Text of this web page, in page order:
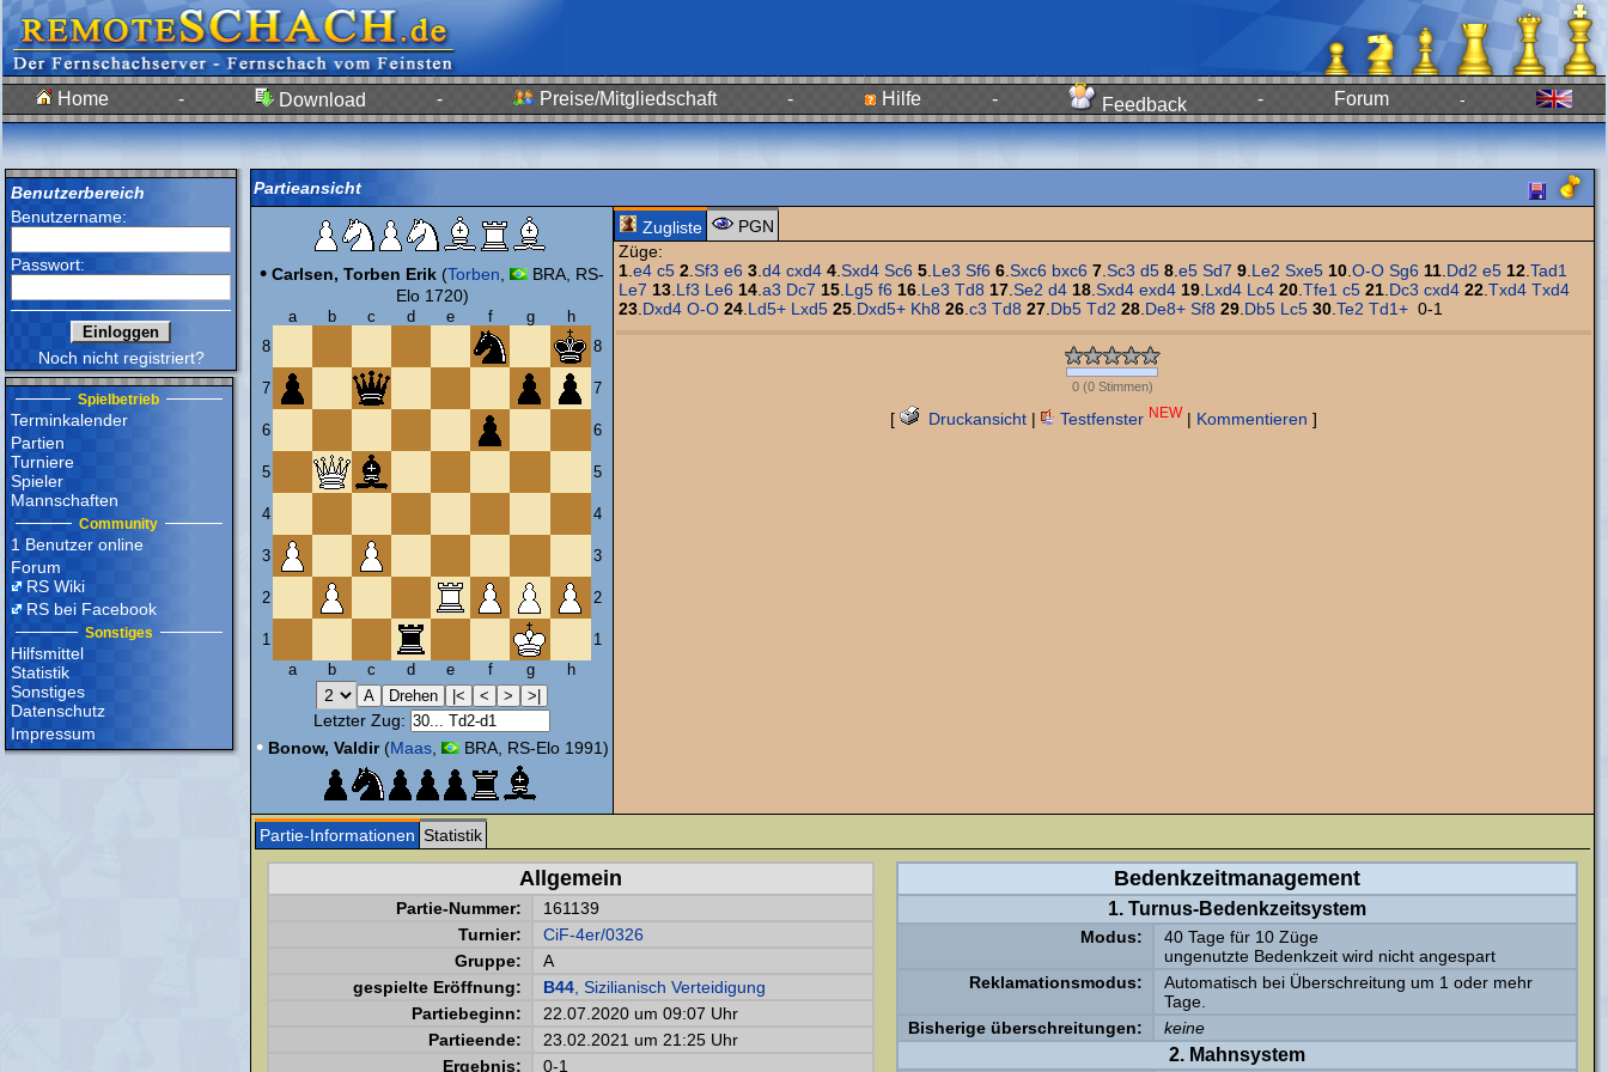
Home - Download - Preise/Mitgliedschaft - Hilfe - Feedback - Forum -
Benutzerbereich
Benutzername:
Passwort:
Noch nicht registriert?
Spielbetrieb
Terminkalender
Partien
Turniere
Spieler
Mannschaften
Community
1 Benutzer online
Forum
RS Wiki
RS bei Facebook
Sonstiges
Hilfsmittel
Statistik
Sonstiges
Datenschutz
Impressum
Partieansicht
• Carlsen, Torben Erik (Torben
BRA, RS-
Elo 1720)
a b c d e f g
h
8
8
7 7
6 6
5 5
4 4
3 3
2 2
1
1
a
b c d e f g h
Letzter Zug:
• Bonow, Valdir(Maas, BRA, RS-Elo 1991)
Zugliste
PGN
Züge:
1 e4 c5 2 Sf3 e6 3 d4 cxd4 4 Sxd4 Sc6 5 Le3 Sf6 6 Sxc6 bxc6 7 Sc3 d5 8 e5 Sd7 9 Le2 Sxe5 10 O-O Sg6 11 Dd2 e5 12 Tad1
Le7 13 Lf3 Le6 14 a3 Dc7 15 Lg5 f6 16 Le3 Td8 17 Se2 d4 18 Sxd4 exd4 19 Lxd4 Lc4 20 Tfe1 c5 21 Dc3 cxd4 22 Txd4 Txd4
23 Dxd4 O-O 24 Ld5+ Lxd5 25 Dxd5+ Kh8 26 c3 Td8 27 Db5 Td2 28 De8+ Sf8 29 Db5 Lc5 30 Te2 Td1+ 0-1
0(0Stimmen)
[ Druckansicht | Testfenster NEW | Kommentieren ]
Partie-Informationen Statistik
Allgemein
Partie-Nummer:
161139
Turnier:
CiF-4er/0326
Gruppe:
A
gespielte Eröffnung:
B44 , Sizilianisch Verteidigung
Partiebeginn:
22.07.2020 um 09:07 Uhr
Partieende:
23.02.2021 um 21:25 Uhr
Ergebnis:
0-1
Bedenkzeitmanagement
1. Turnus-Bedenkzeitsystem
Modus:
40 Tage für 10 Züge
ungenutzte Bedenkzeit wird nicht angespart
Reklamationsmodus:
Automatisch bei Überschreitung um 1 oder mehr
Tage.
Bisherige überschreitungen:
keine
2. Mahnsystem